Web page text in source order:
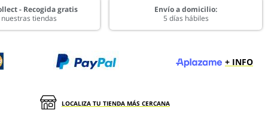
- Recogida gratis
tiendas
Envío a domicilio:
5 días hábiles
+ INFO
LOCALIZA TU TIENDA MÁS CERCANA